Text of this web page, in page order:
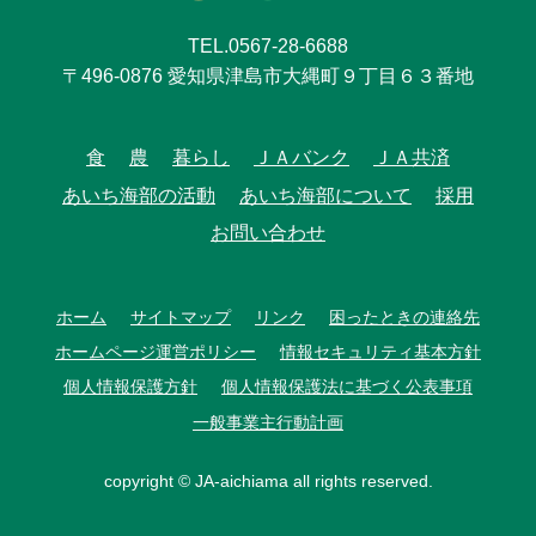
TEL.0567-28-6688
〒496-0876 愛知県津島市大縄町９丁目６３番地
食 農 暮らし ＪＡバンク
ＪＡ共済
あいち海部の活動
あいち海部について
採用
お問い合わせ
ホーム サイトマップ リンク
困ったときの連絡先
ホームページ運営ポリシー
情報セキュリティ基本方針
個人情報保護方針
個人情報保護法に基づく公表事項
一般事業主行動計画
copyright © JA-aichiama all rights reserved.